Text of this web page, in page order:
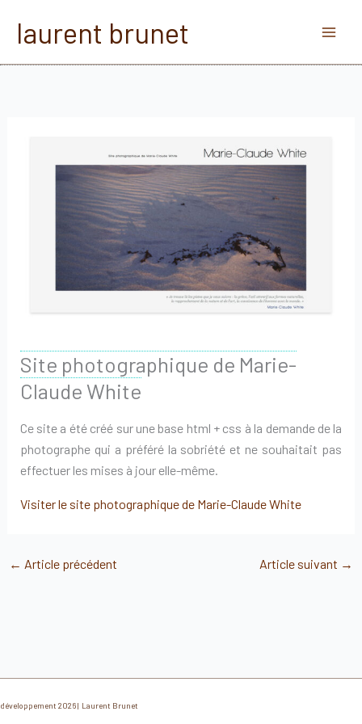
laurent brunet
Site photographique de Marie-
Claude White
Ce site a été créé sur une base html + css à la demande de la
photographe qui a préféré la sobriété et ne souhaitait pas
effectuer les mises à jour elle-même.
Visiter le site photographique de Marie-Claude White
← Article précédent Article suivant →
développement 2026 | Laurent Brunet